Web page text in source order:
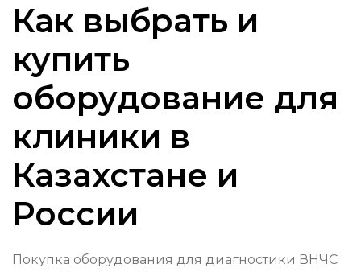
Как выбрать и
купить
оборудование для
клиники в
Казахстане и
России
Покупка оборудования для диагностики ВНЧС